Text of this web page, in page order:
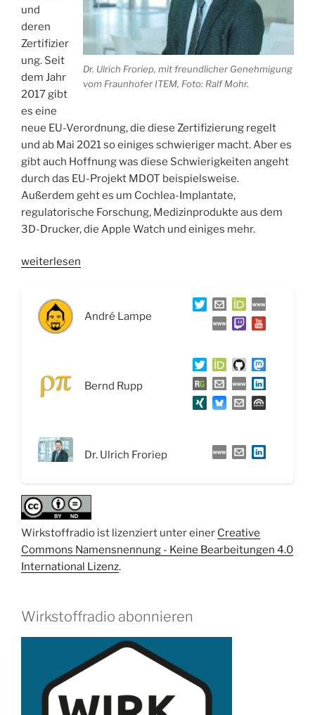
Dr. Ulrich Froriep, mit freundlicher Genehmigung
vom Fraunhofer ITEM, Foto: Ralf Mohr.
und
deren
Zertifizier
ung. Seit
dem Jahr
2017 gibt
es eine
neue EU-Verordnung, die diese Zertifizierung regelt
und ab Mai 2021 so einiges schwieriger macht. Aber es
gibt auch Hoffnung was diese Schwierigkeiten angeht
durch das EU-Projekt MDOT beispielsweise.
Außerdem geht es um Cochlea-Implantate,
regulatorische Forschung, Medizinprodukte aus dem
3D-Drucker, die Apple Watch und einiges mehr.
„WSR037
Implantate:
Medizinprodukte
weiterlesen
André Lampe
Bernd Rupp
Dr. Ulrich Froriep
Wirkstoffradio ist lizenziert unter einer Creative
Commons Namensnennung - Keine Bearbeitungen 4.0
International Lizenz.
Wirkstoffradio abonnieren